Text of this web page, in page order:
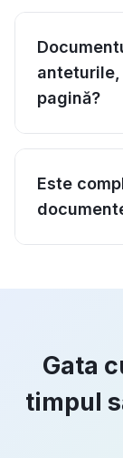
pagină?
Este
Gata
timpul